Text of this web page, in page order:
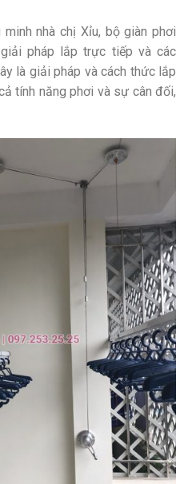
nhà chị Xỉu, bộ giàn phơi
pháp lắp trực tiếp và các
là giải pháp và cách thức lắp
tính năng phơi và sự cân đối,